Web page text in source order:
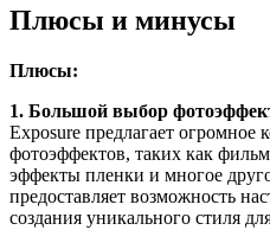
Плюсы и минусы
Плюсы:
1. Большой выбор
Exposure предлагает огромное
фотоэффектов, таких как
эффекты пленки и многое
предоставляет возможность
создания уникального стиля